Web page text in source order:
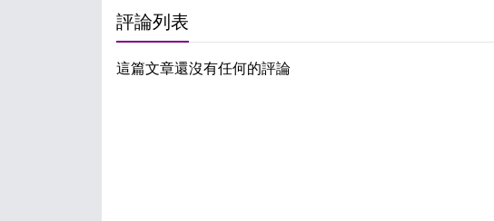
評論列表
這篇文章還沒有任何的評論